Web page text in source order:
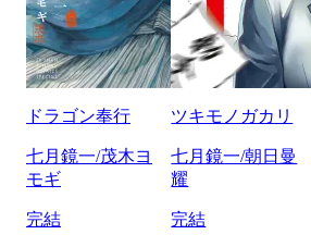
ドラゴン奉行
七月鏡一/茂木ヨ
モギ
完結
ツキモノガカリ
七月鏡一/朝日曼
耀
完結